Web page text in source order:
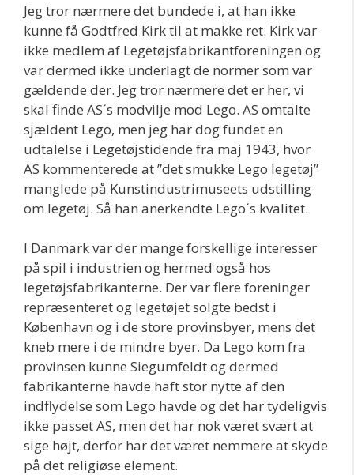
Jeg tror nærmere det bundede i, at han ikke
kunne få Godtfred Kirk til at makke ret. Kirk var
ikke medlem af Legetøjsfabrikantforeningen og
var dermed ikke underlagt de normer som var
gældende der. Jeg tror nærmere det er her, vi
skal finde AS´s modvilje mod Lego. AS omtalte
sjældent Lego, men jeg har dog fundet en
udtalelse i Legetøjstidende fra maj 1943, hvor
AS kommenterede at ”det smukke Lego legetøj”
manglede på Kunstindustrimuseets udstilling
om legetøj. Så han anerkendte Lego´s kvalitet.
I Danmark var der mange forskellige interesser
på spil i industrien og hermed også hos
legetøjsfabrikanterne. Der var flere foreninger
repræsenteret og legetøjet solgte bedst i
København og i de store provinsbyer, mens det
kneb mere i de mindre byer. Da Lego kom fra
provinsen kunne Siegumfeldt og dermed
fabrikanterne havde haft stor nytte af den
indflydelse som Lego havde og det har tydeligvis
ikke passet AS, men det har nok været svært at
sige højt, derfor har det været nemmere at skyde
på det religiøse element.